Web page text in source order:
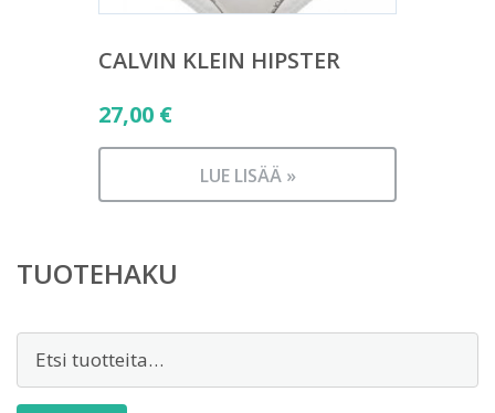
CALVIN KLEIN HIPSTER
27,00 €
LUE LISÄÄ »
TUOTEHAKU
Etsi: